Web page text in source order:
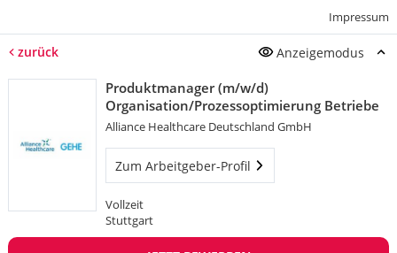
Impressum
zurück Anzeigemodus
Produktmanager (m/w/d)
Organisation/Prozessoptimierung Betriebe
Alliance Healthcare Deutschland GmbH
Zum Arbeitgeber-Profil
Vollzeit
Stuttgart